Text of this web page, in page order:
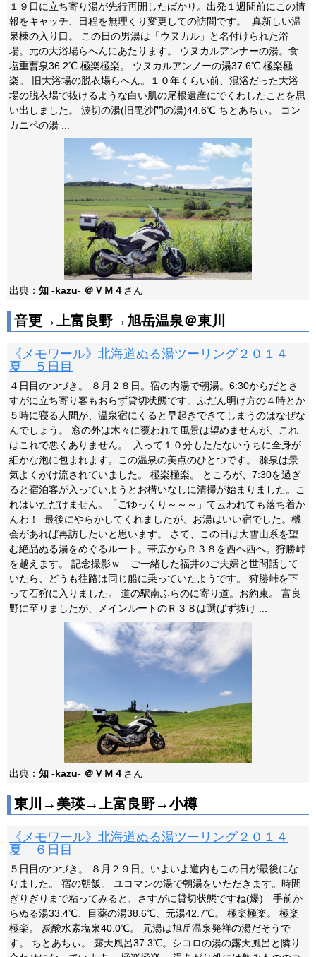
１９日に立ち寄り湯が先行再開したばかり。出発１週間前にこの情
報をキャッチ、日程を無理くり変更しての訪問です。 真新しい温
泉棟の入り口。 この日の男湯は「ウヌカル」と名付けられた浴
場。元の大浴場らへんにあたります。 ウヌカルアンナーの湯。食
塩重曹泉36.2℃ 極楽極楽。 ウヌカルアンノーの湯37.6℃ 極楽極
楽。 旧大浴場の脱衣場らへん。１０年くらい前、混浴だった大浴
場の脱衣場で抜けるような白い肌の尾根遺産にでくわしたことを思
い出しました。 波切の湯(旧毘沙門の湯)44.6℃ ちとあちぃ。 コン
カニペの湯 ...
出典： 知 -kazu- ＠ＶＭ４さん
音更→上富良野→旭岳温泉＠東川
《メモワール》北海道ぬる湯ツーリング２０１４
夏 ５日目
４日目のつづき。 ８月２８日。宿の内湯で朝湯。6:30からだとさ
すがに立ち寄り客もおらず貸切状態です。ふだん明け方の４時とか
５時に寝る人間が、温泉宿にくると早起きできてしまうのはなぜな
んでしょう。 窓の外は木々に覆われて風景は望めませんが、これ
はこれで悪くありません。 入って１０分もたたないうちに全身が
細かな泡に包まれます。この温泉の美点のひとつです。 源泉は景
気よくかけ流されていました。 極楽極楽。 ところが、7:30を過ぎ
ると宿泊客が入っていようとお構いなしに清掃が始まりました。こ
れはいただけません。「ごゆっくり～～～」て云われても落ち着か
んわ！ 最後にやらかしてくれましたが、お湯はいい宿でした。機
会があれば再訪したいと思います。 さて、この日は大雪山系を望
む絶品ぬる湯をめぐるルート。帯広からＲ３８を西へ西へ。狩勝峠
を越えます。 記念撮影ｗ ご一緒した福井のご夫婦と世間話して
いたら、どうも往路は同じ船に乗っていたようです。 狩勝峠を下
って石狩に入りました。 道の駅南ふらのに寄り道。お約束。 富良
野に至りましたが、メインルートのＲ３８は選ばず抜け ...
出典： 知 -kazu- ＠ＶＭ４さん
東川→美瑛→上富良野→小樽
《メモワール》北海道ぬる湯ツーリング２０１４
夏 ６日目
５日目のつづき。 ８月２９日。いよいよ道内もこの日が最後にな
りました。 宿の朝飯。 ユコマンの湯で朝湯をいただきます。時間
ぎりぎりまで粘ってみると、さすがに貸切状態ですね(爆) 手前か
らぬる湯33.4℃、目薬の湯38.6℃、元湯42.7℃。 極楽極楽。 極楽
極楽。 炭酸水素塩泉40.0℃。 元湯は旭岳温泉発祥の湯だそうで
す。 ちとあちぃ。 露天風呂37.3℃。シコロの湯の露天風呂と隣り